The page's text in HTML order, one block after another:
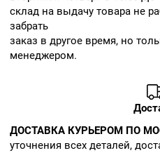
склад на выдачу товара не
забрать
заказ в другое время, но
менеджером.
ДОСТАВКА КУРЬЕРОМ ПО
уточнения всех деталей,